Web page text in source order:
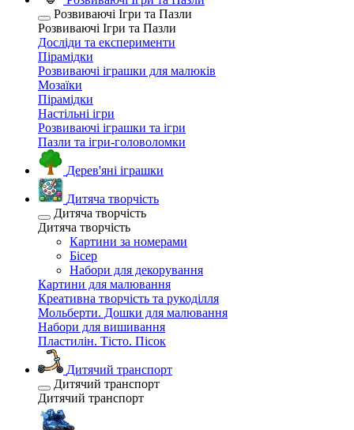
Розвиваючі Ігри та Пазли
Розвиваючі Ігри та Пазли
Досліди та експерименти
Пірамідки
Розвиваючі іграшки для малюків
Мозаїки
Пірамідки
Настільні ігри
Розвиваючі іграшки та ігри
Пазли та ігри-головоломки
Дерев'яні іграшки
Дитяча творчість
Дитяча творчість
Дитяча творчість
Картини за номерами
Бісер
Набори для декорування
Картини для малювання
Креативна творчість та рукоділля
Мольберти. Дошки для малювання
Набори для вишивання
Пластилін. Тісто. Пісок
Дитячий транспорт
Дитячий транспорт
Дитячий транспорт